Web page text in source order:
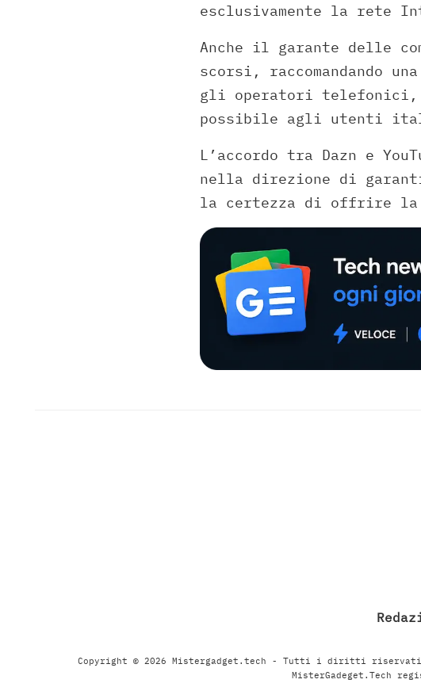
esclusivamente la rete
Anche il garante delle
scorsi, raccomandando
gli operatori
possibile agli utenti
L’accordo tra Dazn e
nella direzione di
la certezza di offrire
Copyright © 2026 Mistergadget.tech - Tutti i diritti riservati
MisterGadeget.Tech